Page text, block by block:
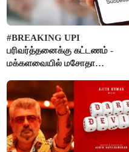
#BREAKING UPI
பரிவர்த்தனைக்கு கட்டணம் -
மக்களவையில் மசோதா